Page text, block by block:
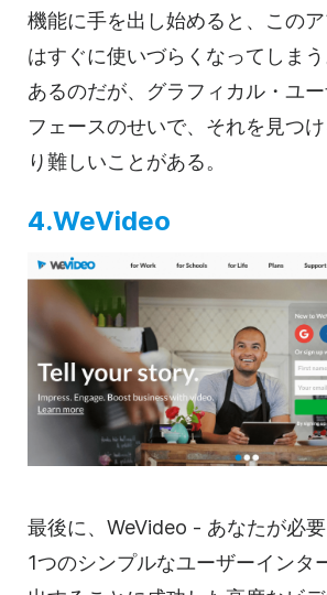
機能に手を出し始めると、この
はすぐに使いづらくなってしま
あるのだが、グラフィカル・ユ
フェースのせいで、それを見つ
り難しいことがある。
4.WeVideo
最後に、WeVideo - あなたが必
1つのシンプルなユーザーインタ